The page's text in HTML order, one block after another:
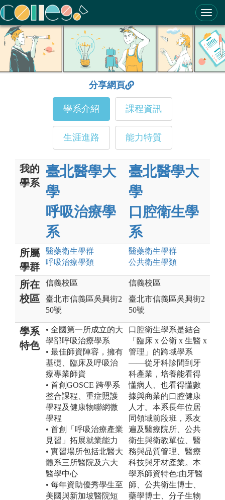
ColleGo! 大學選才與高中育才輔助系統
分享網頁
學系介紹 課程資訊
生涯進路 能力特質
我的
學系
臺北醫學大
學
呼吸治療學
系
臺北醫學大
學
口腔衛生學
系
所屬
學群
醫藥衛生學群
呼吸治療學類
醫藥衛生學群
公共衛生學類
所在
校區
信義校區
臺北市信義區吳興街2
50號
信義校區
臺北市信義區吳興街2
50號
學系
特色
• 全國第一所成立的大
學部呼吸治療學系
• 最佳師資陣容，擁有
基礎、臨床及呼吸治
療專業師資
• 首創GOSCE 跨學系
整合課程、重症照護
學程及健康物聯網微
學程
• 首創「呼吸治療產業
見習」拓展就業能力
• 實習場所包括北醫大
體系三所醫院及六大
醫學中心
• 每年資助優秀學生至
美國與新加坡醫院短
口腔衛生學系是結合
「臨床 x 公衛 x 生醫 x
管理」的跨域學系
——從牙科診間到牙
科產業，培養能看得
懂病人、也看得懂數
據與商業的口腔健康
人才。本系長年位居
同領域前段班，系友
遍及醫療院所、公共
衛生與衛教單位、醫
務與品質管理、醫療
科技與牙材產業。本
學系師資特色:由牙醫
師、公共衛生博士、
藥學博士、分子生物